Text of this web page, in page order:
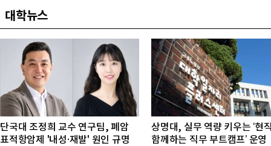
대학뉴스
단국대 조정희 교수 연구팀, 폐암
표적항암제 '내성·재발' 원인 규명
상명대, 실무 역량 키우는 ‘현
함께하는 직무 부트캠프’ 운영